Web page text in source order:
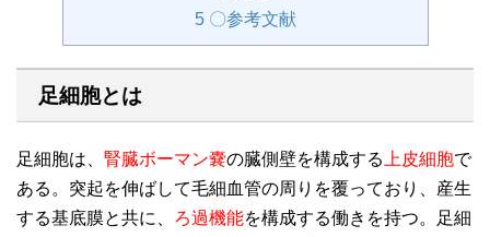
5〇参考文献
足細胞とは
足細胞は、 腎臓ボーマン嚢の臓側壁を構成する 上皮細胞で
ある。突起を伸ばして毛細血管の周りを覆っており、産生
する基底膜と共に、 ろ過機能を構成する働きを持つ。足細